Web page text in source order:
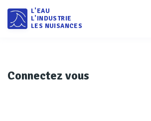
L'EAU
L'INDUSTRIE
LES NUISANCES
Connectez vous